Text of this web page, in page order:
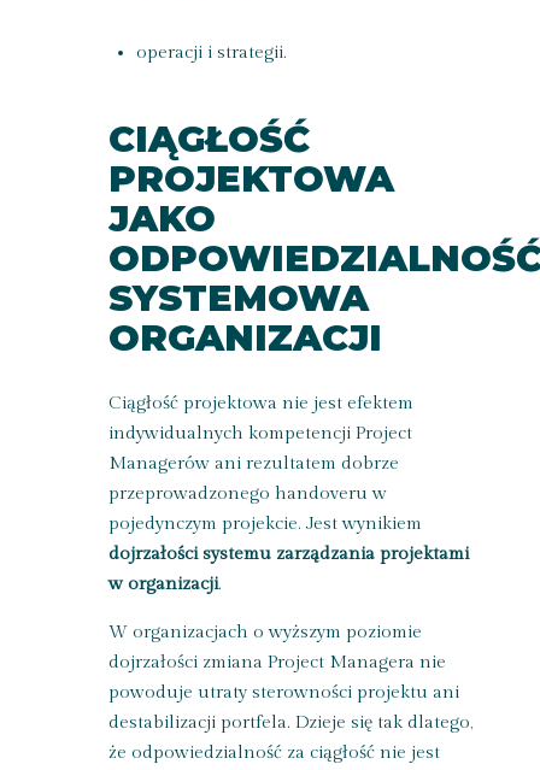
operacji i strategii.
CIĄGŁOŚĆ
PROJEKTOWA
JAKO
SYSTEMOWA
ORGANIZACJI
Ciągłość projektowa nie jest efektem
indywidualnych kompetencji Project
Managerów ani rezultatem dobrze
przeprowadzonego handoveru w
pojedynczym projekcie. Jest wynikiem
dojrzałości systemu zarządzania projektami
w organizacji.
W organizacjach o wyższym poziomie
dojrzałości zmiana Project Managera nie
powoduje utraty sterowności projektu ani
destabilizacji portfela. Dzieje się tak dlatego,
że odpowiedzialność za ciągłość nie jest